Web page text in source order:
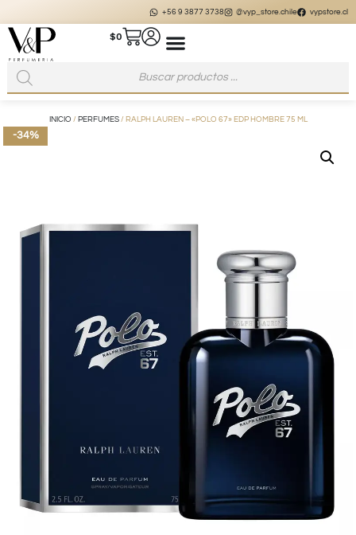
+56 9 3877 3738 @vyp_store.chile vypstore.cl
$0
INICIO / PERFUMES/ RALPH LAUREN – «POLO 67» EDP HOMBRE 75 ML
-34%